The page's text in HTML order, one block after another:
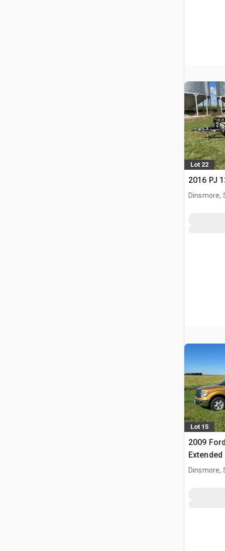
Lot 22
2016 PJ
Dinsmore,
Lot 15
2009
Dinsmore,